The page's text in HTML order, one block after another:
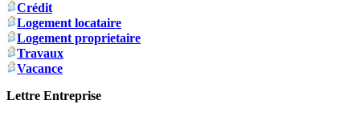
Crédit
Logement locataire
Logement proprietaire
Travaux
Vacance
Lettre Entreprise